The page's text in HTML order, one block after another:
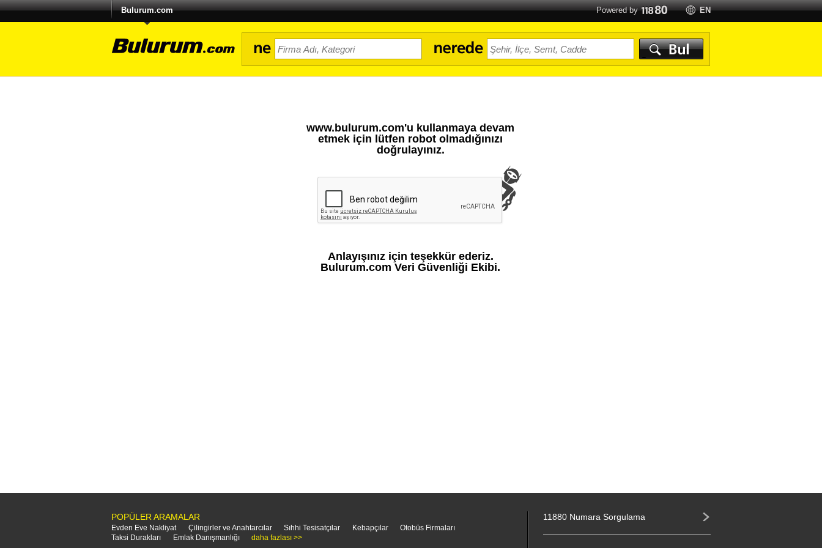
Bulurum.com Powered by EN
www.bulurum.com'u kullanmaya devam
etmek için lütfen robot olmadığınızı
doğrulayınız.
Anlayışınız için teşekkür ederiz.
Bulurum.com Veri Güvenliği Ekibi.
POPÜLER ARAMALAR
Evden Eve Nakliyat Çilingirler ve Anahtarcılar Sıhhi Tesisatçılar Kebapçılar
Otobüs Firmaları
Taksi Durakları
Emlak Danışmanlığı daha fazlası >>
11880 Numara Sorgulama